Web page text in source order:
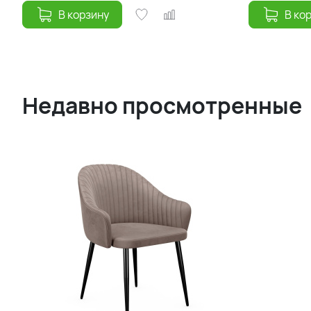
В корзину В
Недавно просмотренные